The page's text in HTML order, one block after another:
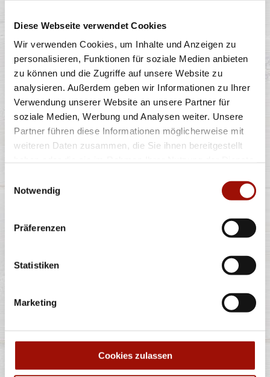
Diese Webseite verwendet Cookies
Wir verwenden Cookies, um Inhalte und Anzeigen zu
personalisieren, Funktionen für soziale Medien anbieten
zu können und die Zugriffe auf unsere Website zu
analysieren. Außerdem geben wir Informationen zu Ihrer
Verwendung unserer Website an unsere Partner für
soziale Medien, Werbung und Analysen weiter. Unsere
Partner führen diese Informationen möglicherweise mit
weiteren Daten zusammen, die Sie ihnen bereitgestellt
Notwendig
Präferenzen
Statistiken
Marketing
Cookies zulassen
CHICKEN NUGGETS
Paniertes Hähnchenfleisch (zerkleinert, geformt)
inklusive Dip nach Wahl
8er
6,99 €
16er
12,99 €
7,49 €
LOADED FRIES